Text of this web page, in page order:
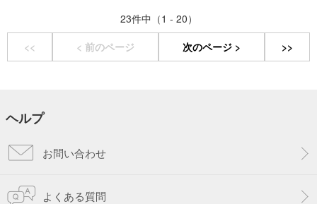
23件中（1 - 20）
<<
< 前のページ 次のページ > >>
ヘルプ
お問い合わせ
よくある質問